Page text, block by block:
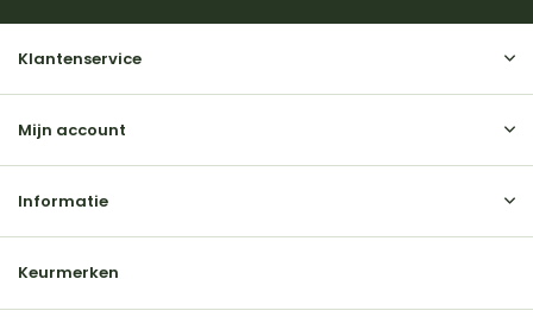
Klantenservice
Mijn account
Informatie
Keurmerken